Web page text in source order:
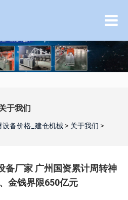
于我们
设备价格_建仓机械 > 关于我们 >
备厂家 广州国资累计周转神
金钱界限650亿元